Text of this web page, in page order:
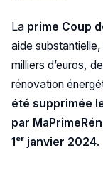
La prime Coup
aide
milliers d’euros,
rénovation
été supprimée
par
1ᵉʳ janvier 2024.